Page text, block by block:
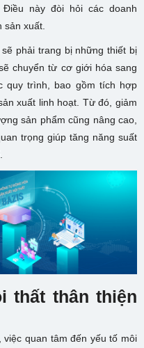
này đòi hỏi các doanh
xuất.
phải trang bị những thiết bị
chuyển từ cơ giới hóa sang
quy trình, bao gồm tích hợp
xuất linh hoạt. Từ đó, giảm
sản phẩm cũng nâng cao,
trọng giúp tăng năng suất
thất thân thiện
quan tâm đến yếu tố môi